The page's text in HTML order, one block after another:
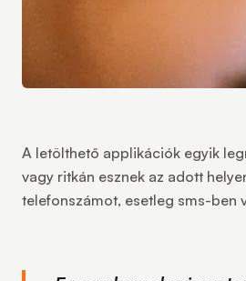
A letölthető applikációk egyik
vagy ritkán esznek az adott
telefonszámot, esetleg sms-ben